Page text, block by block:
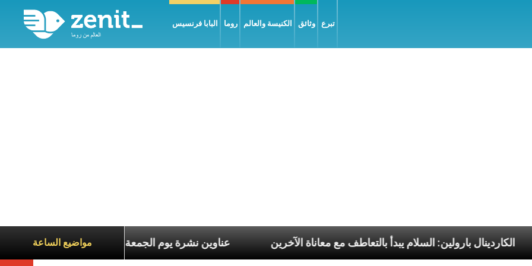
البابا فرنسيس روما الكنيسة والعالم وثائق تبرع
مواضيع الساعةعناوين نشرة يوم الجمعة 7 آب 2026: السلام يُبنى بصبر يومًا بعد يوم الكاردينال بارولين: السلام يبدأ بالتعاطف مع معاناة الآخرين